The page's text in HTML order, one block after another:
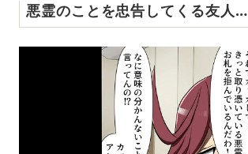
悪霊のことを忠告してくる友人…